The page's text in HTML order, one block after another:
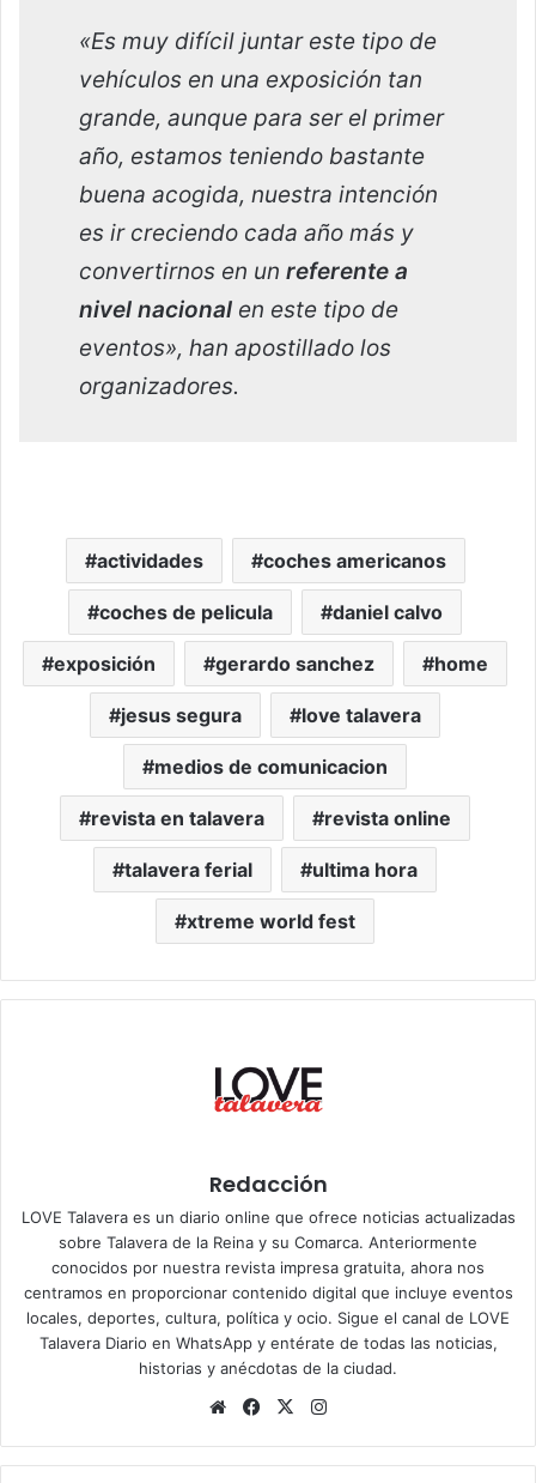
«Es muy difícil juntar este tipo de
vehículos en una exposición tan
grande, aunque para ser el primer
año, estamos teniendo bastante
buena acogida, nuestra intención
es ir creciendo cada año más y
convertirnos en un referente a
nivel nacional en este tipo de
eventos», han apostillado los
organizadores.
actividades coches americanos
coches de pelicula daniel calvo
exposición gerardo sanchez home
jesus segura love talavera
medios de comunicacion
revista en talavera revista online
talavera ferial ultima hora
xtreme world fest
Redacción
LOVE Talavera es un diario online que ofrece noticias actualizadas
sobre Talavera de la Reina y su Comarca. Anteriormente
conocidos por nuestra revista impresa gratuita, ahora nos
centramos en proporcionar contenido digital que incluye eventos
locales, deportes, cultura, política y ocio. Sigue el canal de LOVE
Talavera Diario en WhatsAppy entérate de todas las noticias,
historias y anécdotas de la ciudad.
Siti
we
Fa
bo
X
ra